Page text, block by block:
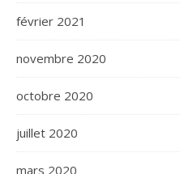
février 2021
novembre 2020
octobre 2020
juillet 2020
mars 2020